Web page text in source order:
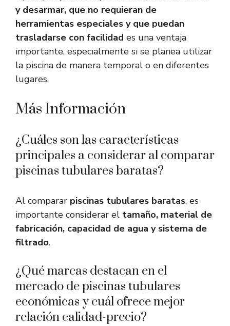
y desarmar, que no requieran de
herramientas especiales y que puedan
trasladarse con facilidad es una ventaja
importante, especialmente si se planea utilizar
la piscina de manera temporal o en diferentes
lugares.
Más Información
¿Cuáles son las características
principales a considerar al comparar
piscinas tubulares baratas?
Al comparar piscinas tubulares baratas, es
importante considerar el tamaño, material de
fabricación, capacidad de agua y sistema de
filtrado.
¿Qué marcas destacan en el
mercado de piscinas tubulares
económicas y cuál ofrece mejor
relación calidad-precio?